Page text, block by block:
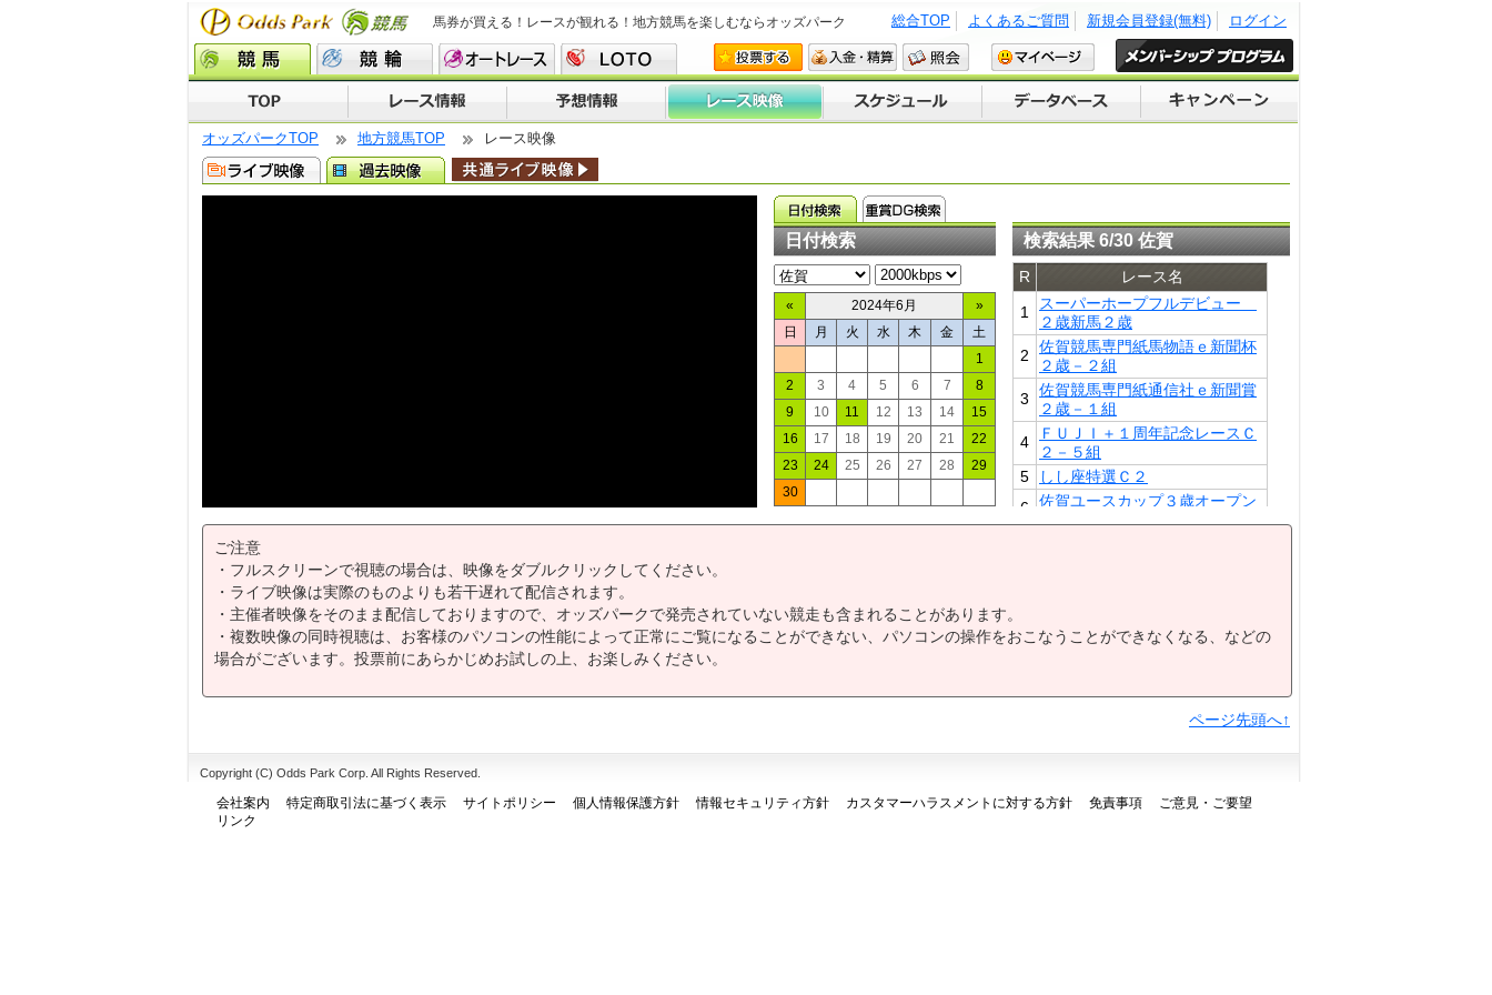
馬券が買える！レースが観れる！地方競馬を楽しむならオッズパーク ログイン
新規会員登録(無料)
よくあるご質問
総合TOP
オッズパークTOP 地方競馬TOP レース映像
日付検索
« 2024年6月
»
日
月 火 水 木 金
土
1
2
3 4 5 6 7
8
9
10 11 12 13 14
15
16
17 18 19 20 21
22
23
24 25 26 27 28
29
30
検索結果 6/30 佐賀
R
レース名
1
スーパーホープフルデビュー
２歳新馬２歳
2
佐賀競馬専門紙馬物語ｅ新聞杯
２歳－２組
3
佐賀競馬専門紙通信社ｅ新聞賞
２歳－１組
4
ＦＵＪＩ＋１周年記念レースＣ
２－５組
5
しし座特選Ｃ２
6
佐賀ユースカップ３歳オープン
１・Ａ２
小岱山（しょうだいさん）特別
11 ＳＡＧＡリベンジャーズ×ドリ
ームシリーズ３歳－１２組
ご注意
・フルスクリーンで視聴の場合は、映像をダブルクリックしてください。
・ライブ映像は実際のものよりも若干遅れて配信されます。
・主催者映像をそのまま配信しておりますので、オッズパークで発売されていない競走も含まれることがあります。
・複数映像の同時視聴は、お客様のパソコンの性能によって正常にご覧になることができない、パソコンの操作をおこなうことができなくなる、などの
場合がございます。投票前にあらかじめお試しの上、お楽しみください。
ページ先頭へ↑
Copyright (C) Odds Park Corp. All Rights Reserved.
会社案内 特定商取引法に基づく表示 サイトポリシー 個人情報保護方針 情報セキュリティ方針 カスタマーハラスメントに対する方針 免責事項
ご意見・ご要望
リンク